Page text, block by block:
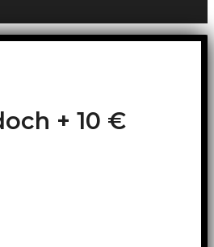
+ 10 €